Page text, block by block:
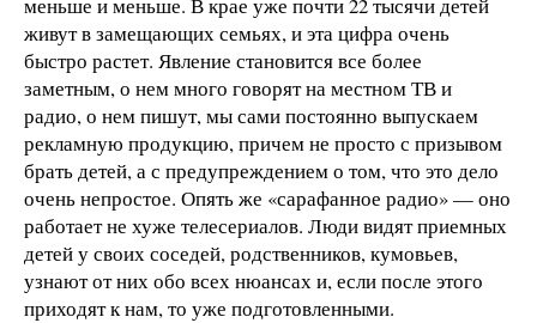
живут в замещающих семьях, и эта цифра очень
быстро растет. Явление становится все более
заметным, о нем много говорят на местном ТВ и
радио, о нем пишут, мы сами постоянно выпускаем
рекламную продукцию, причем не просто с призывом
брать детей, а с предупреждением о том, что это дело
очень непростое. Опять же «сарафанное радио» — оно
работает не хуже телесериалов. Люди видят приемных
детей у своих соседей, родственников, кумовьев,
узнают от них обо всех нюансах и, если после этого
приходят к нам, то уже подготовленными.